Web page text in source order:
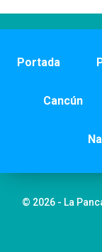
Portada
Cancún
© 2026 - La